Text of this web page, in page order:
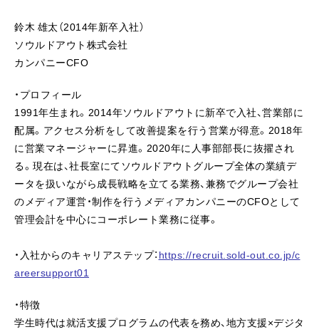
鈴木 雄太（2014年新卒入社）
ソウルドアウト株式会社
カンパニーCFO
・プロフィール
1991年生まれ。2014年ソウルドアウトに新卒で入社、営業部に
配属。アクセス分析をして改善提案を行う営業が得意。2018年
に営業マネージャーに昇進。2020年に人事部部長に抜擢され
る。現在は、社長室にてソウルドアウトグループ全体の業績デ
ータを扱いながら成長戦略を立てる業務、兼務でグループ会社
のメディア運営・制作を行うメディアカンパニーのCFOとして
管理会計を中心にコーポレート業務に従事。
・入社からのキャリアステップ： https://recruit.sold-out.co.jp/c
areersupport01
・特徴
学生時代は就活支援プログラムの代表を務め、地方支援×デジタ